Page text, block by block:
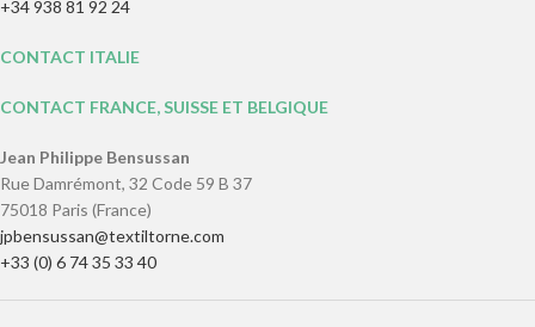
+34 938 81 92 24
CONTACT ITALIE
CONTACT FRANCE, SUISSE ET BELGIQUE
Jean Philippe Bensussan
Rue Damrémont, 32 Code 59 B 37
75018 Paris (France)
jpbensussan@textiltorne.com
+33 (0) 6 74 35 33 40